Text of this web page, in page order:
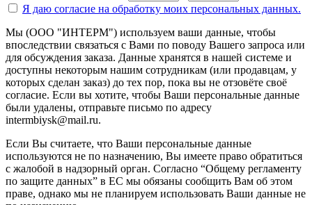
Я даю согласие на обработку моих персональных данных.
Мы (ООО "ИНТЕРМ") используем ваши данные, чтобы
впоследствии связаться с Вами по поводу Вашего запроса или
для обсуждения заказа. Данные хранятся в нашей системе и
доступны некоторым нашим сотрудникам (или продавцам, у
которых сделан заказ) до тех пор, пока вы не отзовёте своё
согласие. Если вы хотите, чтобы Ваши персональные данные
были удалены, отправьте письмо по адресу
intermbiysk@mail.ru.
Если Вы считаете, что Ваши персональные данные
используются не по назначению, Вы имеете право обратиться
с жалобой в надзорный орган. Согласно “Общему регламенту
по защите данных” в ЕС мы обязаны сообщить Вам об этом
праве, однако мы не планируем использовать Ваши данные не